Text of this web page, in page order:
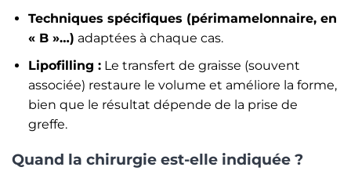
Techniques spécifiques (périmamelonnaire, en
« B »…) adaptées à chaque cas.
Lipofilling :Le transfert de graisse (souvent
associée) restaure le volume et améliore la forme,
bien que le résultat dépende de la prise de
greffe.
Quand la chirurgie est-elle indiquée ?